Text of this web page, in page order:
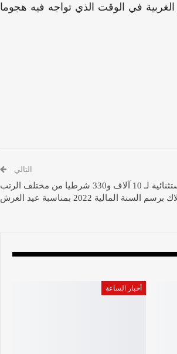
في الوقت الذي تواجه فيه هجوما
التالي
ترقية استثنائية لـ 10 آلاف و330 شرطيا من مختلف الرتب
السنة المالية 2022 بمناسبة عيد العرش
أخبار الساعة